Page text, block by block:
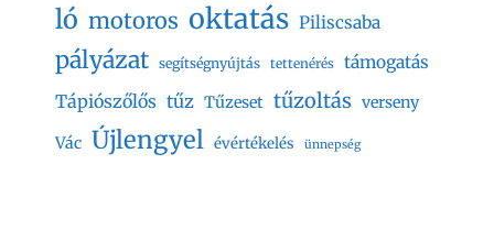
ló motoros oktatás Piliscsaba
pályázat segítségnyújtás tettenérés támogatás
Tápiószőlős tűz Tűzeset tűzoltás verseny
Vác Újlengyel évértékelés ünnepség